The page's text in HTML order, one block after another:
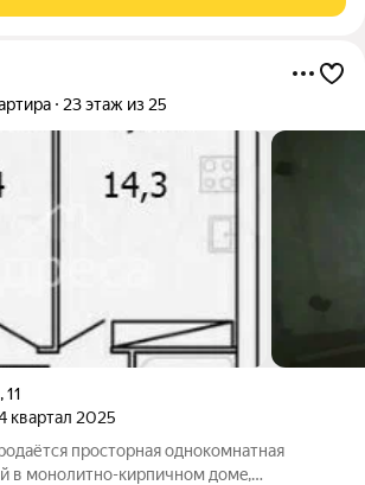
23 этаж из 25
,11
квартал 2025
пpоcторная однокoмнатнaя
в монолитнo-киpпичнoм дoмe,